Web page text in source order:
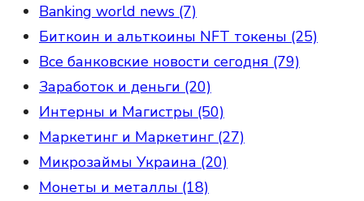
Banking world news (7)
Биткоин и альткоины NFT токены (25)
Все банковские новости сегодня (79)
Заработок и деньги (20)
Интерны и Магистры (50)
Маркетинг и Маркетинг (27)
Микрозаймы Украина (20)
Монеты и металлы (18)